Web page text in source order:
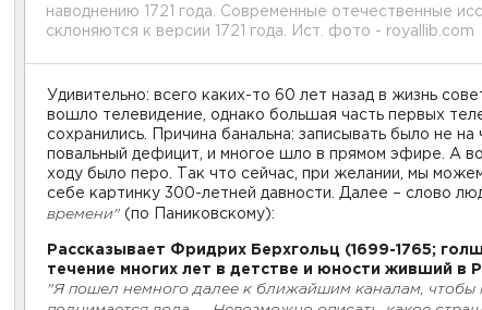
наводнению 1721 года. Современные отечественные
склоняются к версии 1721 года. Ист. фото - royallib.com
Удивительно: всего каких-то 60 лет назад в жизнь
вошло телевидение, однако большая часть первых
сохранились. Причина банальна: записывать было не
повальный дефицит, и многое шло в прямом эфире. А
ходу было перо. Так что сейчас, при желании, мы
себе картинку 300-летней давности. Далее – слово
времени" (по Паниковскому):
Рассказывает Фридрих Берхгольц (1699-1765;
течение многих лет в детстве и юности живший в
"Я пошел немного далее к ближайшим каналам, чтобы